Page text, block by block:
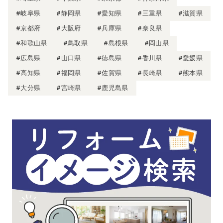
#岐阜県
#静岡県 #愛知県 #三重県
#滋賀県
#京都府
#大阪府 #兵庫県
#奈良県
#和歌山県
#鳥取県 #島根県
#岡山県
#広島県
#山口県 #徳島県 #香川県
#愛媛県
#高知県
#福岡県 #佐賀県 #長崎県
#熊本県
#大分県
#宮崎県 #鹿児島県